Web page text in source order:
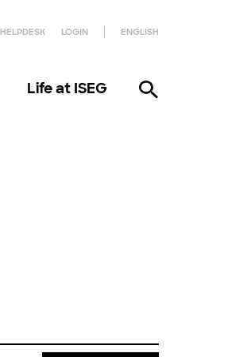
HELPDESK LOGIN ENGLISH
Life at ISEG